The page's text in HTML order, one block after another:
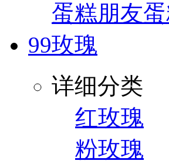
蛋糕朋友
99玫瑰
详细分类
红玫瑰
粉玫瑰